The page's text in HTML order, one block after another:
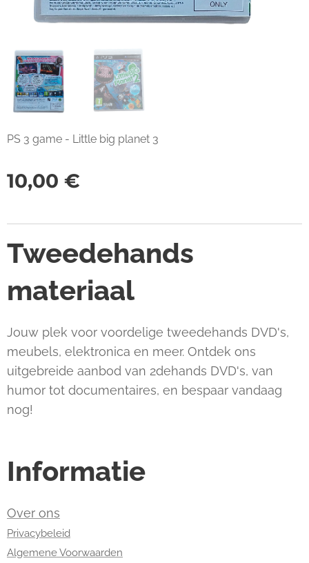
PS 3 game - Little big planet 3
10,00 €
Tweedehands
materiaal
Jouw plek voor voordelige tweedehands DVD's,
meubels, elektronica en meer. Ontdek ons
uitgebreide aanbod van 2dehands DVD's, van
humor tot documentaires, en bespaar vandaag
nog!
Informatie
Over ons
Privacybeleid
Algemene Voorwaarden